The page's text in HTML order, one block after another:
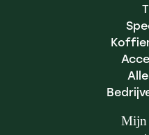
Mijn